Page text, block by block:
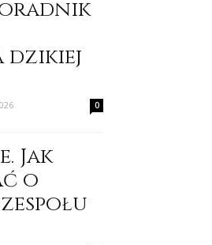
dzikiej
0
Jak
o